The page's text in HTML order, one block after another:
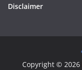
Disclaimer
Copyright © 2026